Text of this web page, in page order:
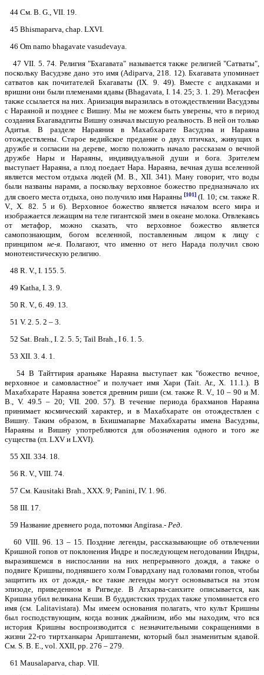
44 См. В. G., VII. 19.
45 Bhismaparva, chap. LXVI.
46 Om namo bhagavate vasudevaya.
47 VII. 5. 74. Религия "Бхагавата" называется также религией "Сатваты",
поскольку Васудэве дано это имя (Adiparva, 218. 12). Бхагавата упоминает
сатватов как почитателей Бхагаваты (IX. 9. 49). Вместе с андхаками и
вришни они были племенами ядавы (Bhagavata, I. 14. 25; 3. 1. 29). Мегасфен
также ссылается на них. Ариизация выразилась в отождествлении Васудэвы
с Нараяной и позднее с Вишну. Мы не можем быть уверены, что в период
создания Бхагавадгиты Вишну означал высшую реальность. В ней он только
Адитья. В разделе Нараяния в Махабхарате Васудэва и Нараяна
отождествлены. Старое ведийское предание о двух птичках, живущих в
дружбе и согласии на дереве, могло положить начало рассказам о вечной
дружбе Нары и Нараяны, индивидуальной души и бога. Зрителем
выступает Нараяна, а плод поедает Нара. Нараяна, вечная душа вселенной
является местом отдыха людей (М. В., XII. 341). Ману говорит, что воды
были названы нарами, а поскольку верховное божество предназначало их
для своего места отдыха, оно получило имя Нараяны[101] (I. 10; см. также R.
V., X. 82. 5 и 6). Верховное божество является началом всего мира и
изображается лежащим на теле гигантской змеи в океане молока. Отвлекаясь
от метафор, можно сказать, что верховное божество является
самопознающим, богом вселенной, поставленным лицом к лицу с
принципом не-я. Полагают, что именно от него Нарада получил свою
монотеистическую религию.
48 R. V., I. 155. 5.
49 Katha, I. 3. 9.
50 R. V., 6. 49. 13.
51 V. 2. 5. 2 – 3.
52 Sat. Brah., I. 2. 5. 5; Tail Brah., I 6. 1. 5.
53 XII. 3. 4. 1.
54 В Тайттирия араньяке Нараяна выступает как "божество вечное,
верховное и самовластное" и получает имя Хари (Tait. Ar., X. 11.1.). В
Махабхарате Нараяна зовется древним риши (см. также R. V., 10 – 90 и М.
В., V. 49.5 – 20; VII. 200. 57). В течение периода брахманов Нараяна
принимает космический характер, и в Махабхарате он отождествлен с
Вишну. Таким образом, в Бхишмапарве Махабхараты имена Васудэвы,
Нараяны и Вишну употребляются для обозначения одного и того же
существа (гл. LXV и LXVI).
55 XII. 334. 18.
56 R. V., VIII. 74.
57 См. Kausitaki Brah., XXX. 9; Panini, IV. 1. 96.
58 III. 17.
59 Название древнего рода, потомки Angirasa.- Ред.
60 VIII. 96. 13 – 15. Поздние легенды, рассказывающие об отвлечении
Кришной гопов от поклонения Индре и последующем негодовании Индры,
выразившемся в ниспослании на них непрерывного дождя, а также о
подвиге Кришны, поднявшего холм Говардхану над головами гопов, чтобы
защитить их от дождя,- все такие легенды могут основываться на этом
эпизоде, приведенном в Ригведе. В Атхарва-санхите описывается, как
Кришна убил великана Кеши. В буддистских трудах также упоминается его
имя (см. Lalitavistara). Мы имеем основания полагать, что культ Кришны
был господствующим, когда возник джайнизм, ибо мы находим, что вся
история Кришны воспроизводится с незначительными сокращениями в
жизни 22-го тиртханкары Ариштанеми, который был знаменитым ядавой.
См. S. В. Е., vol. XXII, pp. 276 – 279.
61 Mausalaparva, chap. VII.